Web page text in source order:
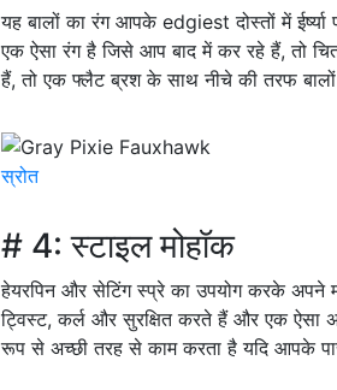
यह बालों का रंग आपके edgiest दोस्तों में
एक ऐसा रंग है जिसे आप बाद में कर रहे हैं, तो
हैं, तो एक फ्लैट ब्रश के साथ नीचे की तरफ
स्रोत
# 4: स्टाइल मोहॉक
हेयरपिन और सेटिंग स्प्रे का उपयोग करके
ट्विस्ट, कर्ल और सुरक्षित करते हैं और एक ऐसा
रूप से अच्छी तरह से काम करता है यदि आपके